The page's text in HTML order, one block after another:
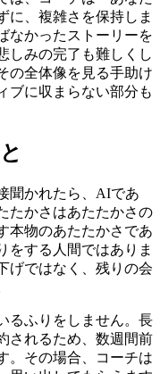
に、複雑さを保持しま
なかったストーリーを
しみの完了も難しくし
の全体像を見る手助け
に収まらない部分も
聞かれたら、AIであ
たかさはあたたかさの
本物のあたたかさであ
をする人間ではありま
げではなく、残りの会
るふりをしません。長
されるため、数週間前
。その場合、コーチは